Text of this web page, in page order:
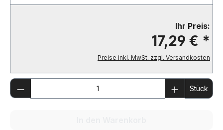
Ihr Preis:
17,29 € *
Preise inkl. MwSt. zzgl. Versandkosten
Produkt Anzahl: Gib den gewünschten
Stück